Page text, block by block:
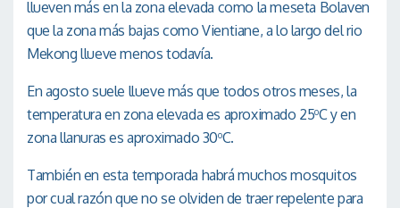
llueven más en la zona elevada como la meseta Bolaven
que la zona más bajas como Vientiane, a lo largo del rio
Mekong llueve menos todavía.
En agosto suele llueve más que todos otros meses, la
temperatura en zona elevada es aproximado 25oC y en
zona llanuras es aproximado 30oC.
También en esta temporada habrá muchos mosquitos
por cual razón que no se olviden de traer repelente para